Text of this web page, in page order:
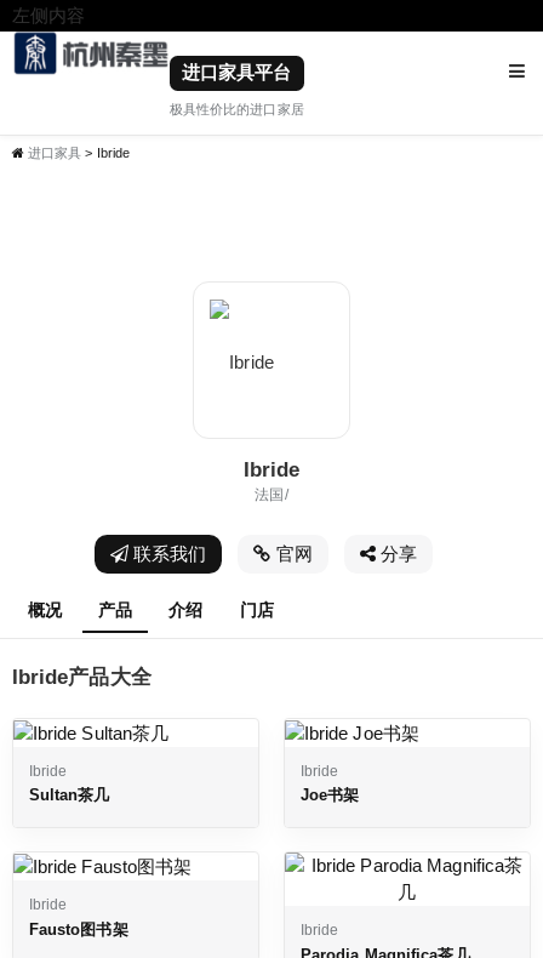
左侧内容
右侧内容
进口家具平台
极具性价比的进口家居
进口家具 > Ibride
Ibride
法国/
联系我们 官网 分享
概况 产品 介绍 门店
Ibride产品大全
Ibride
Sultan茶几
Ibride
Joe书架
Ibride
Fausto图书架 Ibride